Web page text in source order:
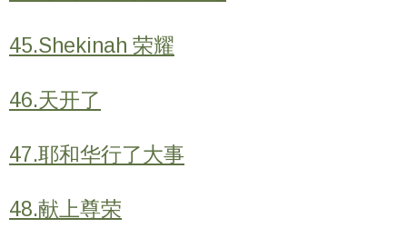
45.Shekinah 荣耀
46.天开了
47.耶和华行了大事
48.献上尊荣